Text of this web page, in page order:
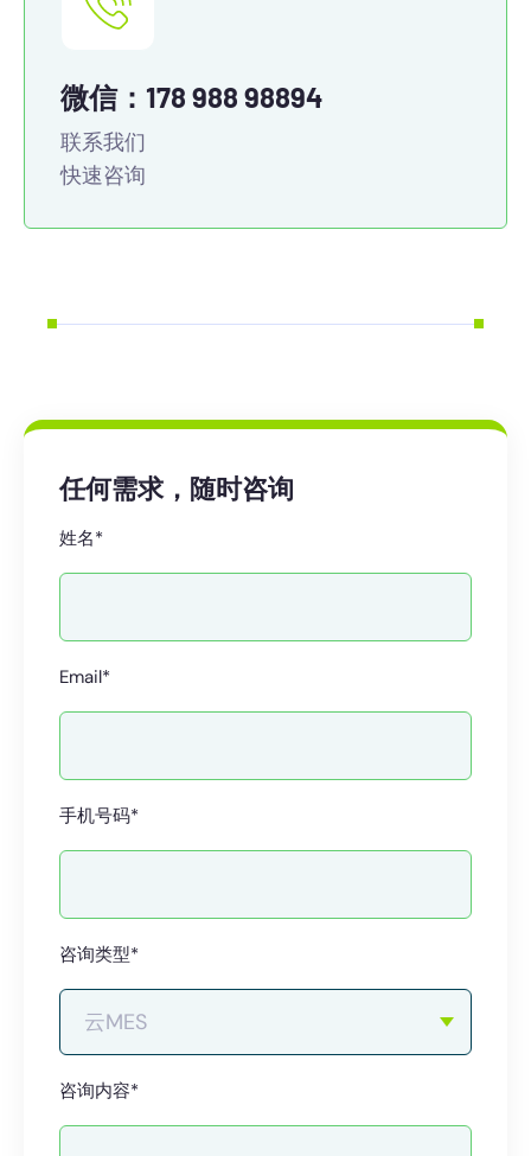
微信：178 988 98894
联系我们
快速咨询
任何需求，随时咨询
姓名*
Email*
手机号码*
咨询类型*
咨询内容*